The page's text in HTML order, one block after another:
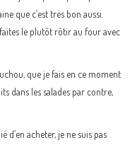
que c’est très bon aussi.
le plutôt rôtir au four avec
que je fais en ce moment
dans les salades par contre,
d’en acheter, je ne suis pas